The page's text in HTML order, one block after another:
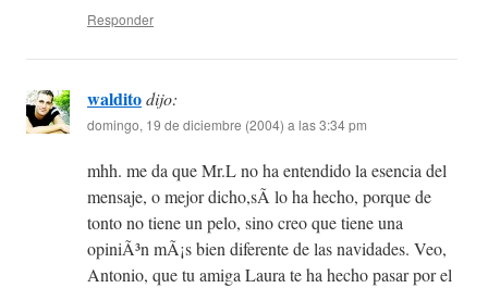
Responder
walditodijo:
domingo, 19 de diciembre (2004) a las 3:34 pm
mhh. me da que Mr.L no ha entendido la esencia del
mensaje, o mejor dicho,sÃ­ lo ha hecho, porque de
tonto no tiene un pelo, sino creo que tiene una
opiniÃ³n mÃ¡s bien diferente de las navidades. Veo,
Antonio, que tu amiga Laura te ha hecho pasar por el